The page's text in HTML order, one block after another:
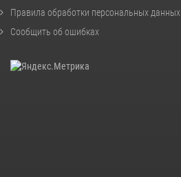
Правила обработки персональных данных
Сообщить об ошибках